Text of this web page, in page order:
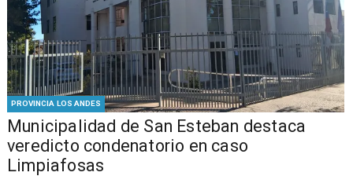
PROVINCIA LOS ANDES
Municipalidad de San Esteban destaca
veredicto condenatorio en caso
Limpiafosas